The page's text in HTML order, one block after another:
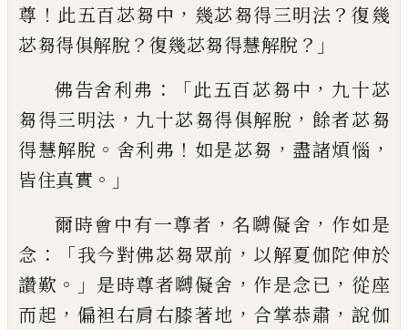
尊 ！ 此五百苾芻中 ， 幾苾芻得三明法 ？ 復幾
苾芻得俱解脫 ？ 復幾苾芻得慧解脫 ？」
佛告舍利弗 ：「此五百苾芻中 ， 九十苾
芻得三明法 ， 九十苾芻得俱解脫 ， 餘者苾芻
得慧解脫 。 舍利弗 ！ 如是苾芻 ， 盡諸煩惱 ，
皆住真實 。」
爾時會中有一尊者 ，名嚩儗舍 ， 作如是
念 ：「我今對佛苾芻眾前 ， 以解夏伽陀伸於
讚歎 。」 是時尊者嚩儗舍 ， 作是念已 ， 從座
而起 ， 偏袒右肩右膝著地 ， 合掌恭肅 ，說伽